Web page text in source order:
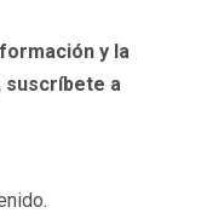
y la
suscríbete a